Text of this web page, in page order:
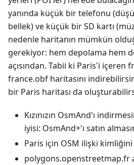
yanında küçük bir telefonu
bellek) ve küçük bir SD kartı
nedenle haritanın mümkün
gerekiyor: hem depolama hem
açısından. Tabii ki Paris'i içeren
france.obf haritasını
bir Paris haritası da
Kızınızın OsmAnd'ı
iyisi: OsmAnd+'ı satın
Paris için OSM ilişki
polygons.openstreetmap.fr